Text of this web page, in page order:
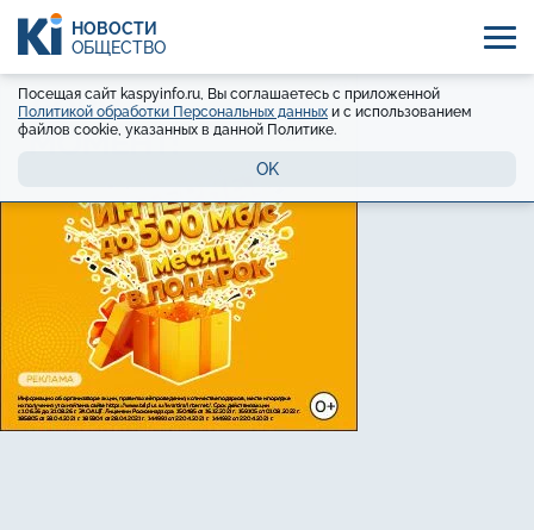
НОВОСТИ
ОБЩЕСТВО
Посещая сайт kaspyinfo.ru, Вы соглашаетесь с приложенной
Политикой обработки Персональных данных и с использованием
файлов cookie, указанных в данной Политике.
OK